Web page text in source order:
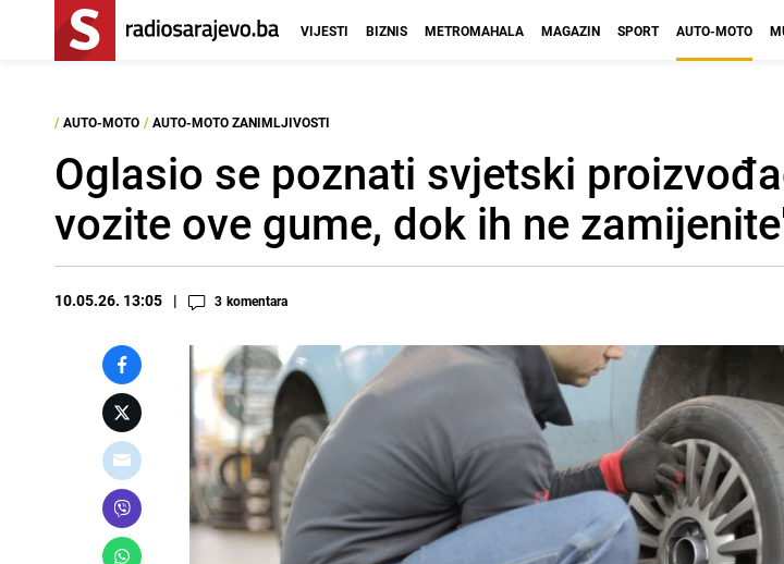
VIJESTI BIZNIS METROMAHALA MAGAZIN SPORT AUTO-MOTO
/ AUTO-MOTO / AUTO-MOTO ZANIMLJIVOSTI
Oglasio se poznati svjetski
vozite ove gume, dok ih ne
10.05.26. 13:05 3 komentara